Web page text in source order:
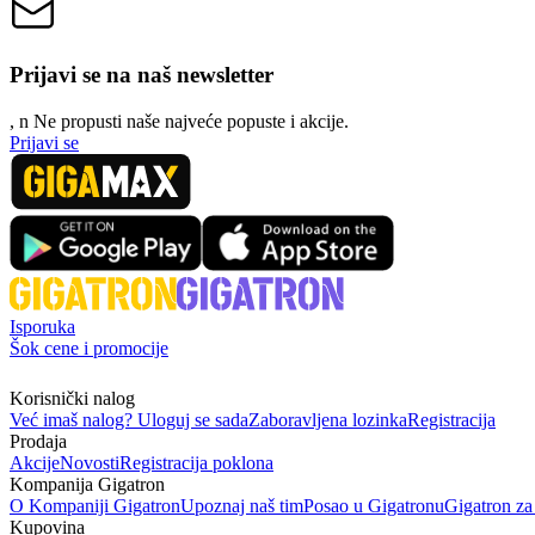
Prijavi se na naš newsletter
, n Ne propusti naše najveće popuste i akcije.
Prijavi se
Isporuka
Šok cene i promocije
Korisnički nalog
Već imaš nalog? Uloguj se sadaZaboravljena lozinkaRegistracija
Prodaja
AkcijeNovostiRegistracija poklona
Kompanija Gigatron
O Kompaniji GigatronUpoznaj naš timPosao u GigatronuGigatron
Kupovina